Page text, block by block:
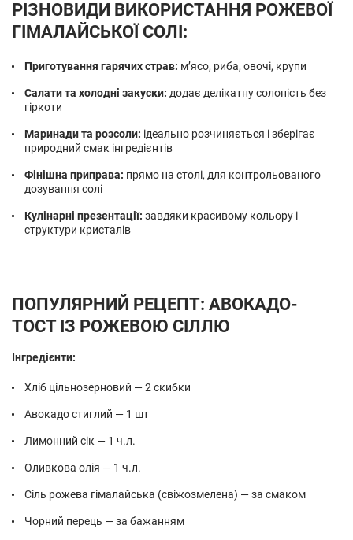
РІЗНОВИДИ ВИКОРИСТАННЯ РОЖЕВОЇ
ГІМАЛАЙСЬКОЇ СОЛІ:
Приготування гарячих страв: м’ясо, риба, овочі, крупи
Салати та холодні закуски: додає делікатну солоність без
гіркоти
Маринади та розсоли: ідеально розчиняється і зберігає
природний смак інгредієнтів
Фінішна приправа: прямо на столі, для контрольованого
дозування солі
Кулінарні презентації: завдяки красивому кольору і
структури кристалів
ПОПУЛЯРНИЙ РЕЦЕПТ: АВОКАДО-
ТОСТ ІЗ РОЖЕВОЮ СІЛЛЮ
Інгредієнти:
Хліб цільнозерновий — 2 скибки
Авокадо стиглий — 1 шт
Лимонний сік — 1 ч.л.
Оливкова олія — 1 ч.л.
Сіль рожева гімалайська (свіжозмелена) — за смаком
Чорний перець — за бажанням